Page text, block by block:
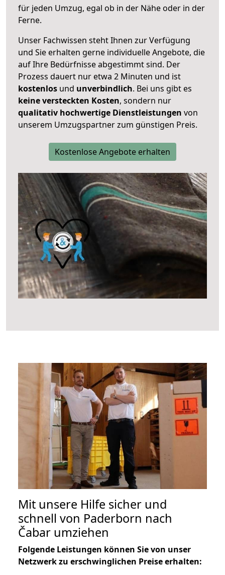
für jeden Umzug, egal ob in der Nähe oder in der
Ferne.
Unser Fachwissen steht Ihnen zur Verfügung
und Sie erhalten gerne individuelle Angebote, die
auf Ihre Bedürfnisse abgestimmt sind. Der
Prozess dauert nur etwa 2 Minuten und ist
kostenlos und unverbindlich. Bei uns gibt es
keine versteckten Kosten, sondern nur
qualitativ hochwertige Dienstleistungen von
unserem Umzugspartner zum günstigen Preis.
Kostenlose Angebote erhalten
Mit unsere Hilfe sicher und
schnell von Paderborn nach
Čabar umziehen
Folgende Leistungen können Sie von unser
Netzwerk zu erschwinglichen Preise erhalten: